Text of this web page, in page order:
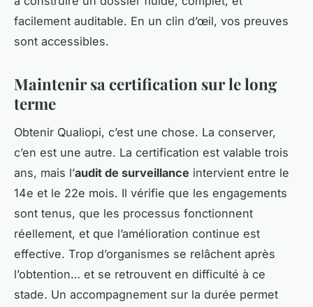
facilement auditable. En un clin d’œil, vos preuves
sont accessibles.
Maintenir sa certification sur le long
terme
Obtenir Qualiopi, c’est une chose. La conserver,
c’en est une autre. La certification est valable trois
ans, mais l’audit de surveillance intervient entre le
14e et le 22e mois. Il vérifie que les engagements
sont tenus, que les processus fonctionnent
réellement, et que l’amélioration continue est
effective. Trop d’organismes se relâchent après
l’obtention… et se retrouvent en difficulté à ce
stade. Un accompagnement sur la durée permet